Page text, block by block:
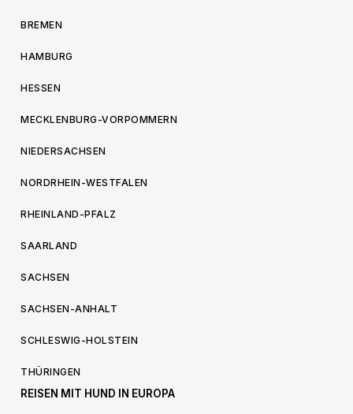
BREMEN
HAMBURG
HESSEN
MECKLENBURG-VORPOMMERN
NIEDERSACHSEN
NORDRHEIN-WESTFALEN
RHEINLAND-PFALZ
SAARLAND
SACHSEN
SACHSEN-ANHALT
SCHLESWIG-HOLSTEIN
THÜRINGEN
REISEN MIT HUND IN EUROPA